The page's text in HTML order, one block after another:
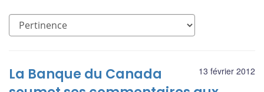
13 février 2012
La Banque du Canada